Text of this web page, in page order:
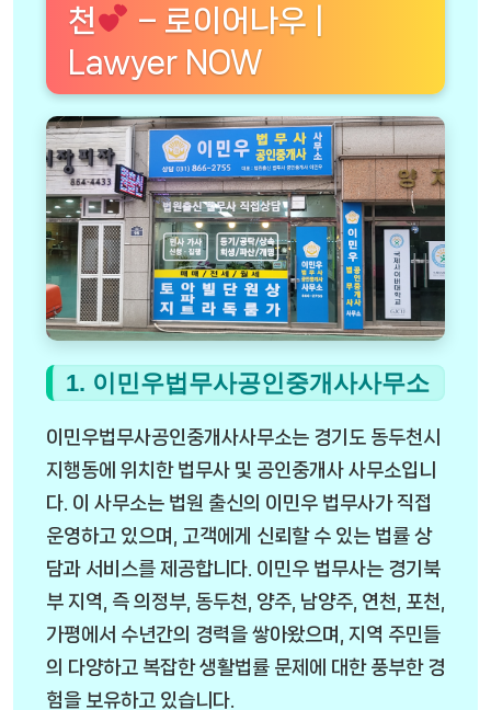
천
– 로이어나우 |
Lawyer NOW
1. 이민우법무사공인중개사사무소
이민우법무사공인중개사사무소는 경기도 동두천시
지행동에 위치한 법무사 및 공인중개사 사무소입니
다. 이 사무소는 법원 출신의 이민우 법무사가 직접
운영하고 있으며, 고객에게 신뢰할 수 있는 법률 상
담과 서비스를 제공합니다. 이민우 법무사는 경기북
부 지역, 즉 의정부, 동두천, 양주, 남양주, 연천, 포천,
가평에서 수년간의 경력을 쌓아왔으며, 지역 주민들
의 다양하고 복잡한 생활법률 문제에 대한 풍부한 경
험을 보유하고 있습니다.